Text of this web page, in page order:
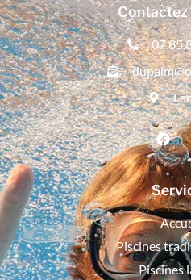
Contactez
Piscines
Piscines